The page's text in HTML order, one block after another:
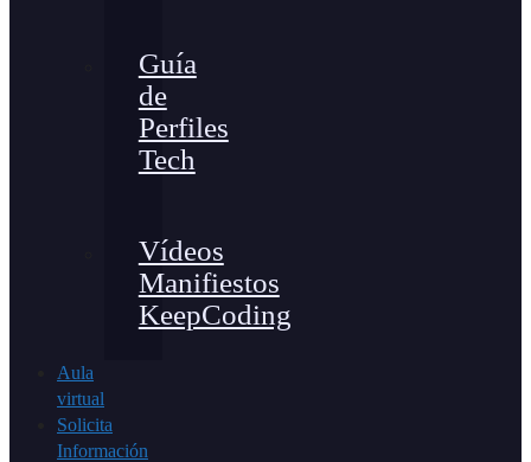
Guía
de
Perfiles
Tech
Vídeos
Manifiestos
KeepCoding
Aula
virtual
Solicita
Información